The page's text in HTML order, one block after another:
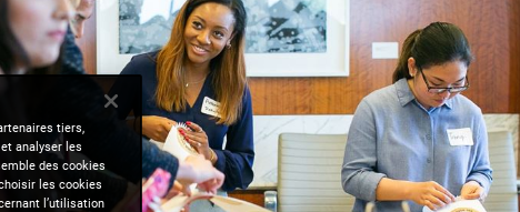
tiers,
analyser les
des cookies
les cookies
l’utilisation